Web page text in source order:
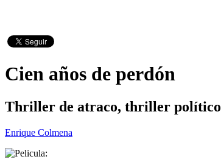
Cien años de perdón
Thriller de atraco, thriller político
Enrique Colmena